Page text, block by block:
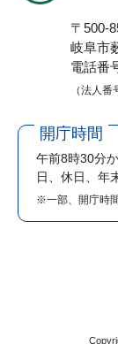
〒500-
岐阜市
電話番
（法人
開庁時間
午前8時30分
日、休日、年
※一部、開庁時